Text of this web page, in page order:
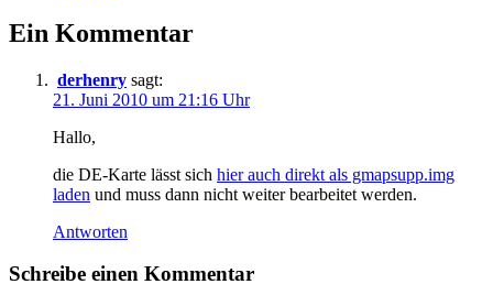
Garmin
Garmin
Dakota
eigene
Karten
Ein Kommentar
derhenry sagt:
21. Juni 2010 um 21:16 Uhr
Hallo,
die DE-Karte lässt sich hier auch direkt als gmapsupp.img
laden und muss dann nicht weiter bearbeitet werden.
Antworten
Schreibe einen Kommentar